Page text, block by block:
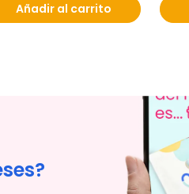
Añadir al carrito